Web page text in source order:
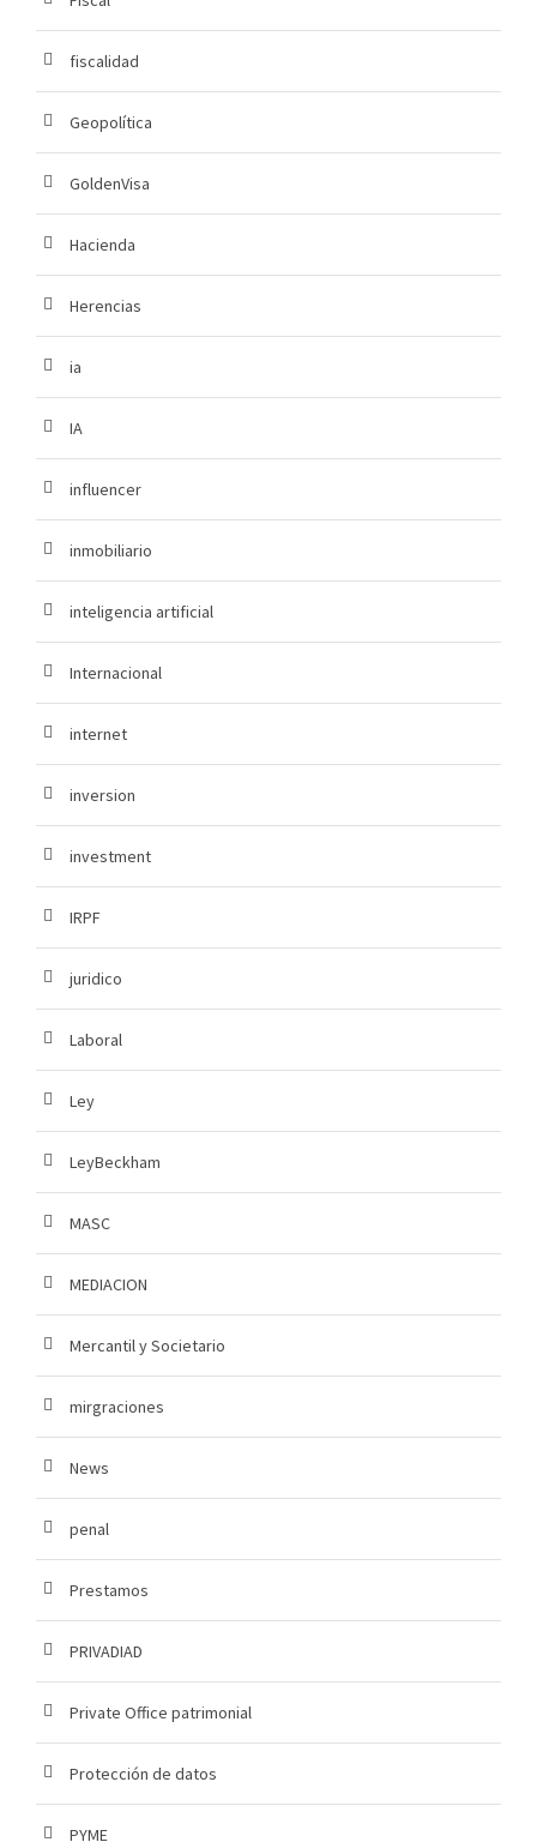
fiscalidad
Geopolítica
GoldenVisa
Hacienda
Herencias
ia
IA
influencer
inmobiliario
inteligencia artificial
Internacional
internet
inversion
investment
IRPF
juridico
Laboral
Ley
LeyBeckham
MASC
MEDIACION
Mercantil y Societario
mirgraciones
News
penal
Prestamos
PRIVADIAD
Private Office patrimonial
Protección de datos
PYME